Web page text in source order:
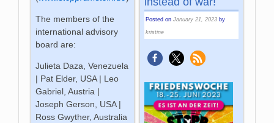
The members of the
international advisory
board are:
Julieta Daza, Venezuela
| Pat Elder, USA | Leo
Gabriel, Austria |
Joseph Gerson, USA |
Ross Gwyther, Australia
Posted on January 21, 2023 by
kristine